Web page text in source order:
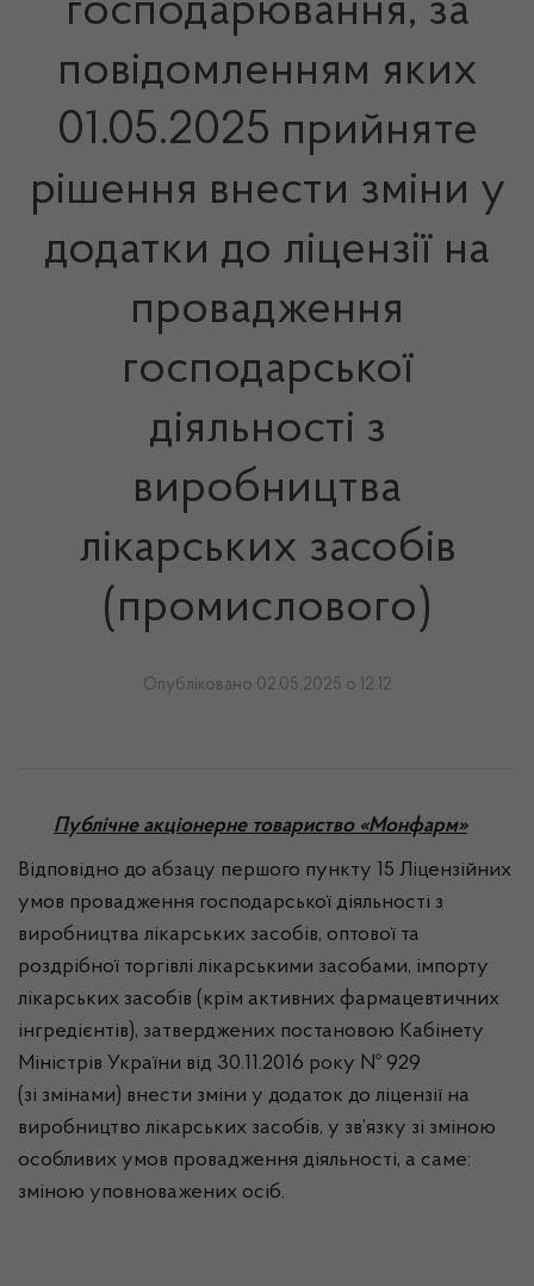
господарювання, за
повідомленням яких
01.05.2025 прийняте
рішення внести зміни у
додатки до ліцензії на
провадження
господарської
діяльності з
виробництва
лікарських засобів
(промислового)
Опубліковано 02.05.2025 о 12:12
Публічне акціонерне товариство «Монфарм»
Відповідно до абзацу першого пункту 15 Ліцензійних
умов провадження господарської діяльності з
виробництва лікарських засобів, оптової та
роздрібної торгівлі лікарськими засобами, імпорту
лікарських засобів (крім активних фармацевтичних
інгредієнтів), затверджених постановою Кабінету
Міністрів України від 30.11.2016 року № 929
(зі змінами) внести зміни у додаток до ліцензії на
виробництво лікарських засобів, у зв’язку зі зміною
особливих умов провадження діяльності, а саме:
зміною уповноважених осіб.